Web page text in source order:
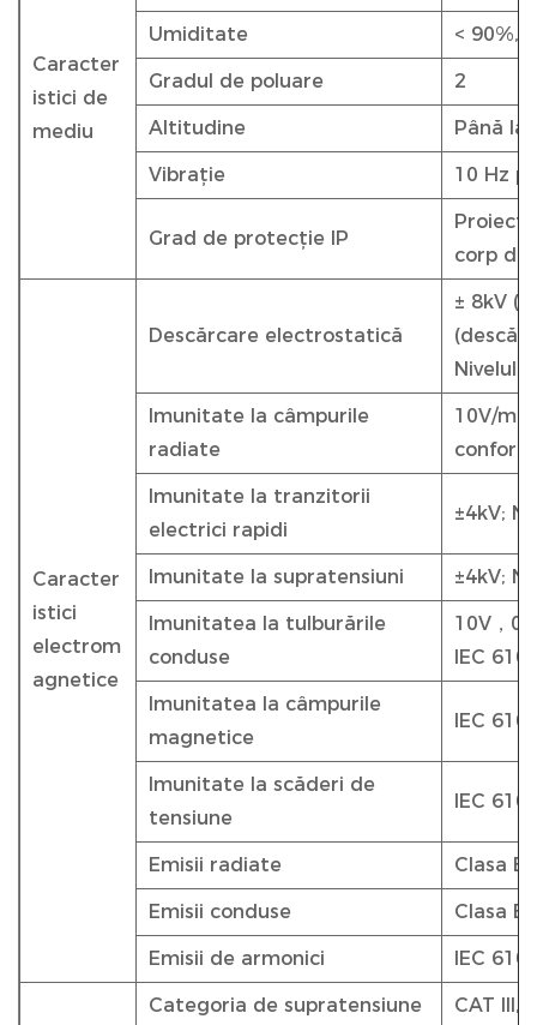
Caracter
istici de
mediu
Umiditate < 90%,
Gradul de poluare 2
Altitudine Până la
Vibrație 10 Hz
Grad de protecție IP
corp de
Caracter
istici
electrom
agnetice
Descărcare electrostatică
± 8kV
Nivelul
Imunitate la câmpurile
radiate
10V/m
Imunitate la tranzitorii
electrici rapidi
±4kV;
Imunitate la supratensiuni ±4kV;
Imunitatea la tulburările
conduse
10V，
IEC
Imunitatea la câmpurile
magnetice
IEC
Imunitate la scăderi de
tensiune
IEC
Emisii radiate Clasa
Emisii conduse Clasa
Emisii de armonici IEC
Categoria de supratensiune CAT III,